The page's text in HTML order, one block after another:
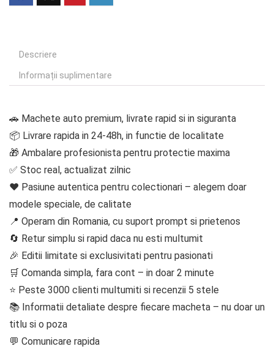
Descriere
Informații suplimentare
🚗 Machete auto premium, livrate rapid si in siguranta
📦 Livrare rapida in 24-48h, in functie de localitate
🎁 Ambalare profesionista pentru protectie maxima
✅ Stoc real, actualizat zilnic
❤️ Pasiune autentica pentru colectionari – alegem doar
modele speciale, de calitate
📍 Operam din Romania, cu suport prompt si prietenos
🔄 Retur simplu si rapid daca nu esti multumit
🎉 Editii limitate si exclusivitati pentru pasionati
🛒 Comanda simpla, fara cont – in doar 2 minute
⭐ Peste 3000 clienti multumiti si recenzii 5 stele
📚 Informatii detaliate despre fiecare macheta – nu doar un
titlu si o poza
💬 Comunicare rapida